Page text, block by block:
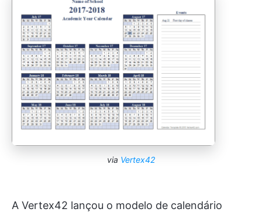
via Vertex42
A Vertex42 lançou o modelo de calendário